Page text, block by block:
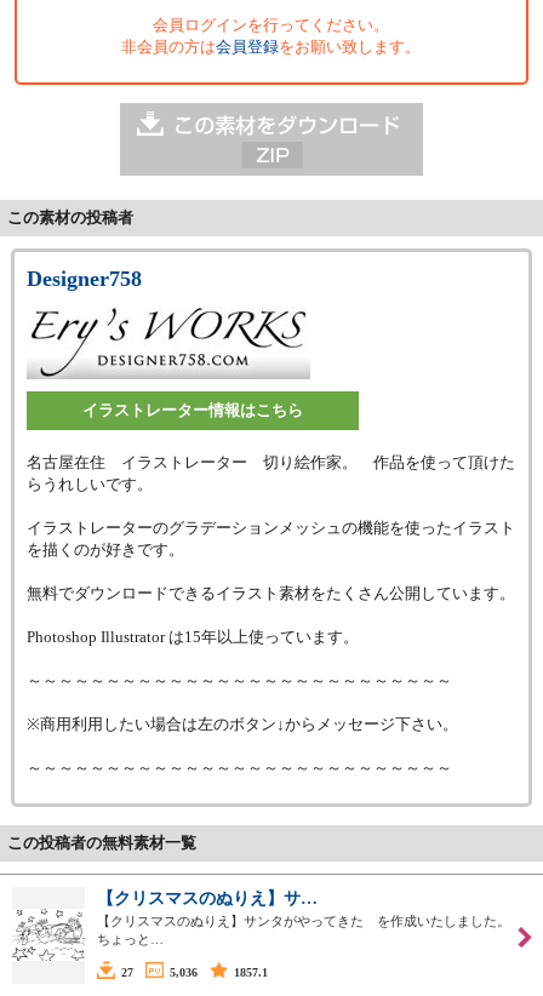
会員ログインを行ってください。
非会員の方は会員登録をお願い致します。
この素材の投稿者
Designer758
イラストレーター情報はこちら
名古屋在住 イラストレーター 切り絵作家。 作品を使って頂けた
らうれしいです。
イラストレーターのグラデーションメッシュの機能を使ったイラスト
を描くのが好きです。
無料でダウンロードできるイラスト素材をたくさん公開しています。
Photoshop Illustrator は15年以上使っています。
～～～～～～～～～～～～～～～～～～～～～～～～～～～
※商用利用したい場合は左のボタン↓からメッセージ下さい。
～～～～～～～～～～～～～～～～～～～～～～～～～～～
この投稿者の無料素材一覧
【クリスマスのぬりえ】サ…
【クリスマスのぬりえ】サンタがやってきた を作成いたしました。
ちょっと…
27 5,036 1857.1